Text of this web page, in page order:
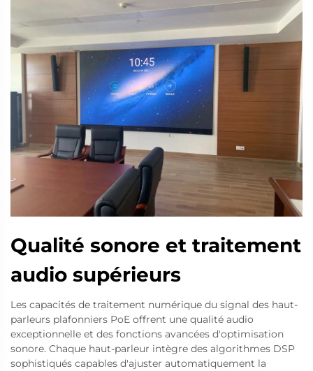
Qualité sonore et traitement
audio supérieurs
Les capacités de traitement numérique du signal des haut-
parleurs plafonniers PoE offrent une qualité audio
exceptionnelle et des fonctions avancées d'optimisation
sonore. Chaque haut-parleur intègre des algorithmes DSP
sophistiqués capables d'ajuster automatiquement la